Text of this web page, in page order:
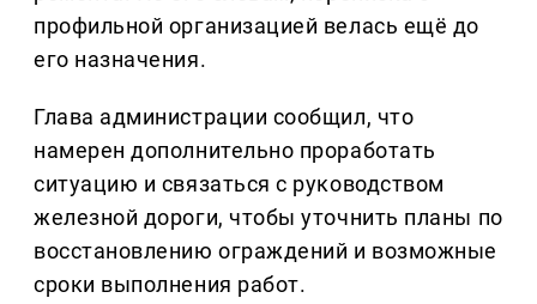
профильной организацией велась ещё до
его назначения.
Глава администрации сообщил, что
намерен дополнительно проработать
ситуацию и связаться с руководством
железной дороги, чтобы уточнить планы по
восстановлению ограждений и возможные
сроки выполнения работ.